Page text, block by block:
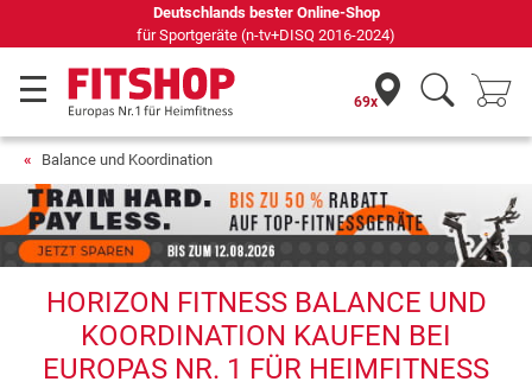
Deutschlands bester Online-Shop
für Sportgeräte (n-tv+DISQ 2016-2024)
69x
Balance und Koordination
HORIZON FITNESS BALANCE UND
KOORDINATION KAUFEN BEI
EUROPAS NR. 1 FÜR HEIMFITNESS